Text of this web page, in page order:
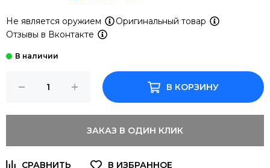
Не является оружием
Оригинальный товар
Отзывы в Вконтакте
В КОРЗИНУ
ЗАКАЗ В ОДИН КЛИК